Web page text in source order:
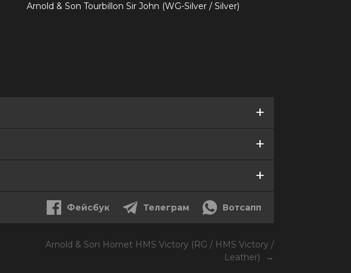
Arnold & Son Tourbillon Sir John (WG-Silver / Silver)
Фейсбук Телеграм Вотсапп
Arnold & Son Hornet HMS Victory (RG / HMS Victory /
Leather)